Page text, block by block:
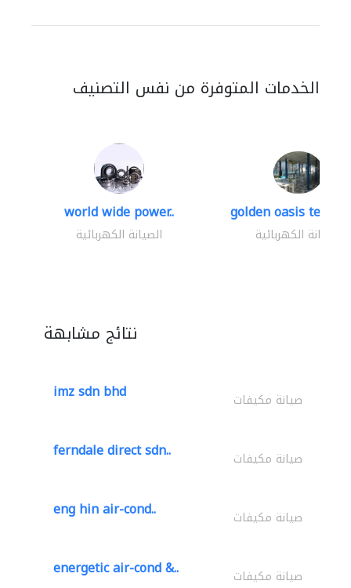
الخدمات المتوفرة من نفس التصنيف
world wide power..
الصيانة الكهربائية
golden oasis
الصيانة الكهربائية
نتائج مشابهة
imz sdn bhd صيانة مكيفات
ferndale direct sdn.. صيانة مكيفات
eng hin air-cond.. صيانة مكيفات
energetic air-cond &.. صيانة مكيفات